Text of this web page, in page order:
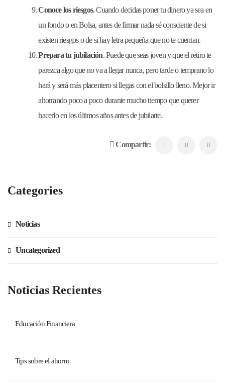
Conoce los riesgos. Cuando decidas poner tu dinero ya sea en
un fondo o en Bolsa, antes de firmar nada sé consciente de si
existen riesgos o de si hay letra pequeña que no te cuentan.
Prepara tu jubilación. Puede que seas joven y que el retiro te
parezca algo que no va a llegar nunca, pero tarde o temprano lo
hará y será más placentero si llegas con el bolsillo lleno. Mejor ir
ahorrando poco a poco durante mucho tiempo que querer
hacerlo en los últimos años antes de jubilarte.
Compartir:
Categories
Noticias
Uncategorized
Noticias Recientes
Educación Financiera
Tips sobre el ahorro